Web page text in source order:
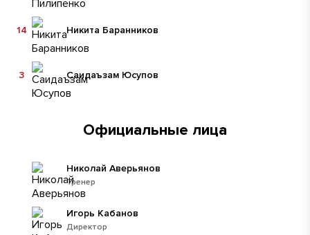
Никита Баранников
14
Саидаъзам Юсупов
3
Официальные лица
Тренер
Николай Аверьянов
Директор
Игорь Кабанов